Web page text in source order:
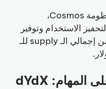
Osmosis، وهي DEX ضمن منظومة Cosmos،
استخدمت airdrop عام 2021 لتحفيز الاستخدام وتوفير
الـ liquidity، حيث وزّعت 5% من إجمالي الـ supply للـ